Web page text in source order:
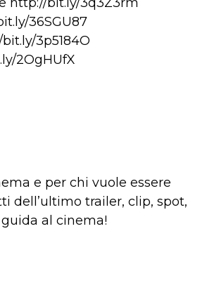
36SGU87
3p5184O
2OgHUfX
e per chi vuole essere
dell’ultimo trailer, clip, spot,
al cinema!